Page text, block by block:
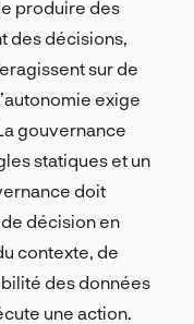
produire des
des décisions,
sur de
exige
gouvernance
statiques et un
doit
décision en
contexte, de
des données
une action.